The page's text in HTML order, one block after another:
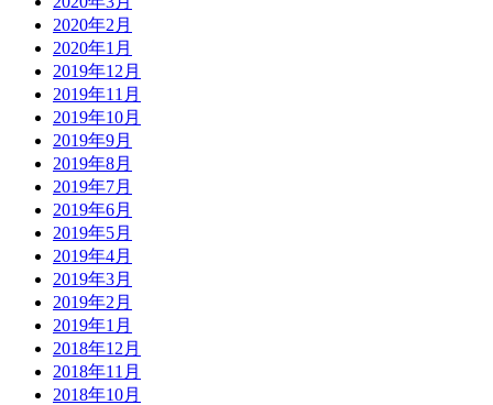
2020年2月
2020年1月
2019年12月
2019年11月
2019年10月
2019年9月
2019年8月
2019年7月
2019年6月
2019年5月
2019年4月
2019年3月
2019年2月
2019年1月
2018年12月
2018年11月
2018年10月